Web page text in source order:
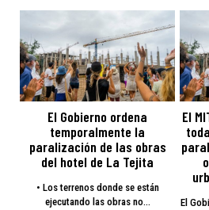
El Gobierno ordena
temporalmente la
paralización de las obras
del hotel de La Tejita
• Los terrenos donde se están
ejecutando las obras no…
El
El